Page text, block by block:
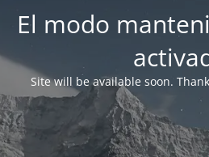
El modo
Site will be available soon.